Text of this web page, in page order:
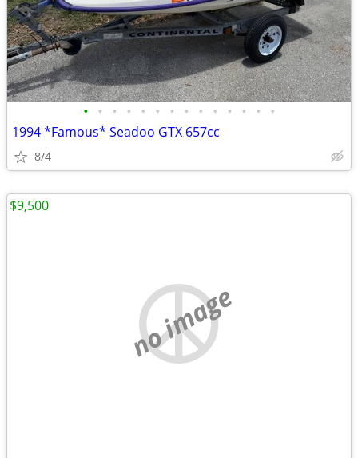
• • • • • • • • • • • • • •
1994 *Famous* Seadoo GTX 657cc
8/4
no image
$9,500